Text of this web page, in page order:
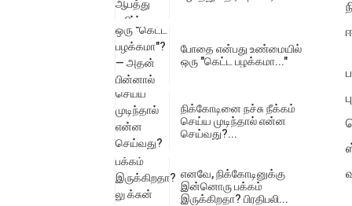
போதை என்பது உண்மையில்
ஒரு "கெட்ட பழக்கமா..."
நிக்கோடினை நச்சு நீக்கம்
செய்ய முடிந்தால் என்ன
செய்வது?...
எனவே, நிக்கோடினுக்கு
இன்னொரு பக்கம்
இருக்கிறதா? பிரதிபலி...